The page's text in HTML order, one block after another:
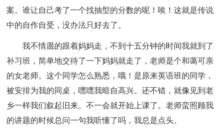
案。谁让自己考了一个找抽型的分数的呢！唉！这就是传说
中的自作自受，没办法只好去了。
我不情愿的跟着妈妈走，不到十五分钟的时间我就到了
补习班，简单地交待了一下妈妈就走了，老师是个和蔼可亲
的女老师。这个同学怎么熟悉，哦！是原来英语班的同学，
被安排为我的同桌，嘿嘿我暗自高兴。还不错，就像见到老
乡一样我们叙起旧来。不一会就开始上课了。老师蛮照顾我
的讲题的时候总问一句我听懂了吗，我总是点头。